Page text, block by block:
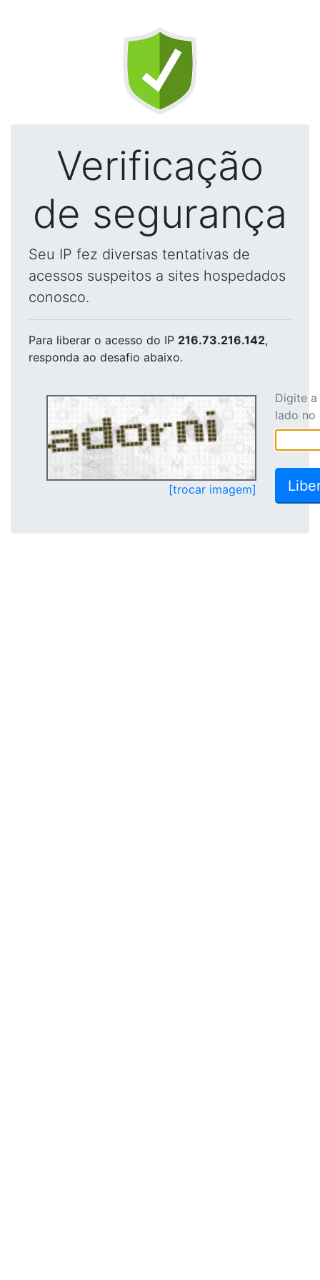
Verificação
de segurança
Seu IP fez diversas tentativas de
acessos suspeitos a sites hospedados
conosco.
Para liberar o acesso do IP 216.73.216.142,
responda ao desafio abaixo.
[trocar imagem]
Digite
lado no